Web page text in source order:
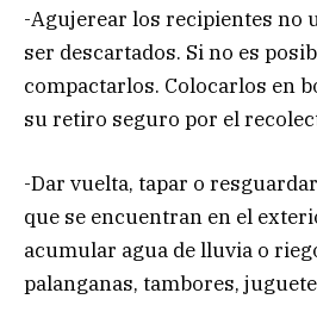
-Agujerear los recipientes no
ser descartados. Si no es
compactarlos. Colocarlos en
su retiro seguro por el
-Dar vuelta, tapar o
que se encuentran en el
acumular agua de lluvia o
palanganas, tambores,